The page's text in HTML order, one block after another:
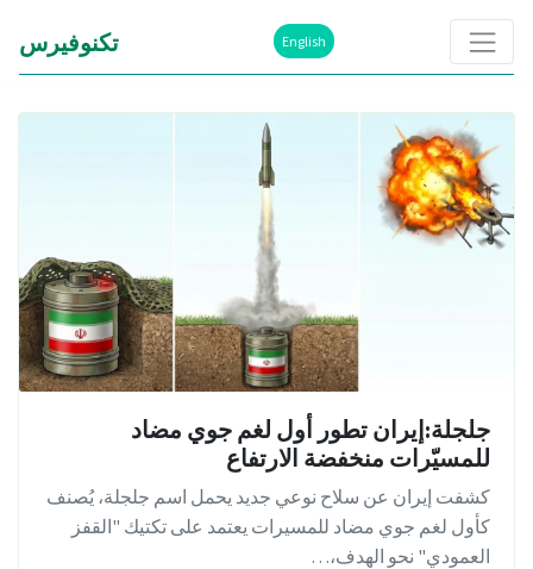
English تكنوفيرس
جلجلة:إيران تطور أول لغم جوي مضاد
للمسيّرات منخفضة الارتفاع
كشفت إيران عن سلاح نوعي جديد يحمل اسم جلجلة، يُصنف
كأول لغم جوي مضاد للمسيرات يعتمد على تكتيك "القفز
العمودي" نحو الهدف،…